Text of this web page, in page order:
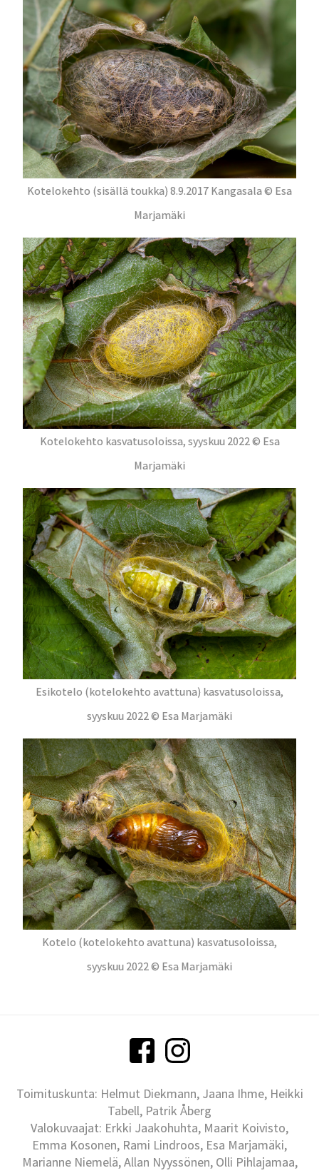
Kotelokehto (sisällä toukka) 8.9.2017 Kangasala © Esa
Marjamäki
Kotelokehto kasvatusoloissa, syyskuu 2022 © Esa
Marjamäki
Esikotelo (kotelokehto avattuna) kasvatusoloissa,
syyskuu 2022 © Esa Marjamäki
Kotelo (kotelokehto avattuna) kasvatusoloissa,
syyskuu 2022 © Esa Marjamäki
Toimituskunta: Helmut Diekmann, Jaana Ihme, Heikki
Tabell, Patrik Åberg
Valokuvaajat: Erkki Jaakohuhta, Maarit Koivisto,
Emma Kosonen, Rami Lindroos, Esa Marjamäki,
Marianne Niemelä, Allan Nyyssönen, Olli Pihlajamaa,